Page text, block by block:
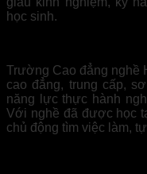
học sinh.
Trường Cao đẳng nghề
cao đẳng, trung cấp,
năng lực thực hành
Với nghề đã được học
chủ động tìm việc làm,